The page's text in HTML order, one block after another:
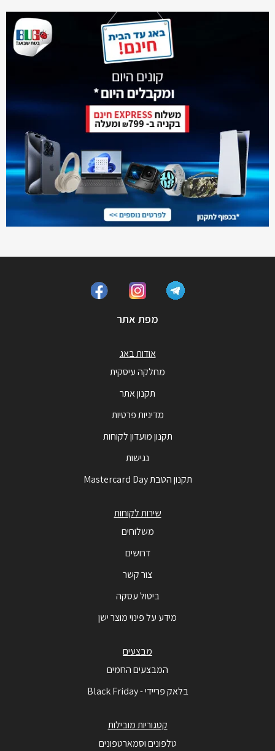
מפת אתר
אודות באג
מחלקה עיסקית
תקנון אתר
מדיניות פרטיות
תקנון מועדון לקוחות
נגישות
תקנון הטבת Mastercard Day
שירות לקוחות
משלוחים
דרושים
צור קשר
ביטול עסקה
מידע על פינוי מוצר ישן
מבצעים
המבצעים החמים
בלאק פריידי - Black Friday
קטגוריות מובילות
טלפונים וסמארטפונים